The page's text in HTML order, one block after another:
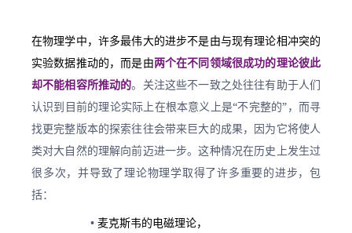
在物理学中，许多最伟大的进步不是由与现有理论相冲突的
实验数据推动的，而是由两个在不同领域很成功的理论彼此
却不能相容所推动的。关注这些不一致之处往往有助于人们
认识到目前的理论实际上在根本意义上是“不完整的”，而寻
找更完整版本的探索往往会带来巨大的成果，因为它将使人
类对大自然的理解向前迈进一步。这种情况在历史上发生过
很多次，并导致了理论物理学取得了许多重要的进步，包
括：
麦克斯韦的电磁理论，